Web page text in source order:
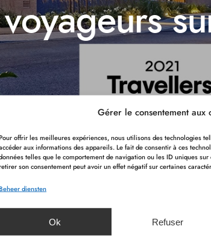
Gérer le consentement aux
offrir les meilleures expériences, nous utilisons des technologies
aux informations des appareils. Le fait de consentir à ces
telles que le comportement de navigation ou les ID uniques
son consentement peut avoir un effet négatif sur certaines
diensten
Ok Refuser
chouchous des